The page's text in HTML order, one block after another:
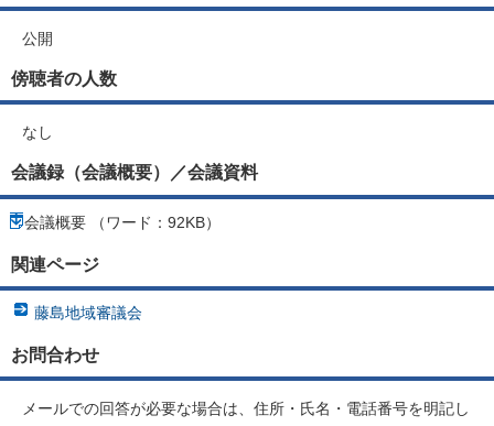
公開
傍聴者の人数
なし
会議録（会議概要）／会議資料
会議概要 （ワード：92KB）
関連ページ
藤島地域審議会
お問合わせ
メールでの回答が必要な場合は、住所・氏名・電話番号を明記し